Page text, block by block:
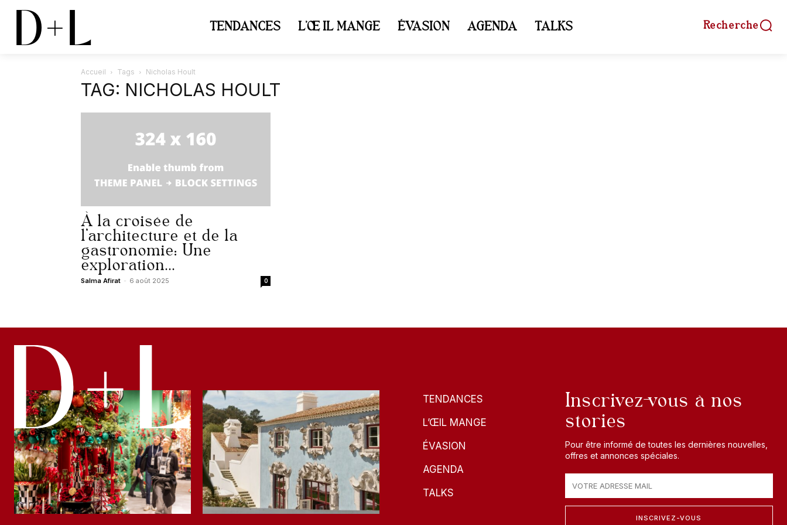
D+L TENDANCES L’ŒIL MANGE ÉVASION AGENDA TALKS Recherche
Accueil Tags Nicholas Hoult
TAG: NICHOLAS HOULT
À la croisée de
l’architecture et de la
gastronomie: Une
exploration...
Salma Afirat - 6 août 2025 0
TENDANCES
L’ŒIL MANGE
ÉVASION
AGENDA
TALKS
Inscrivez-vous à nos
stories
Pour être informé de toutes les dernières nouvelles,
offres et annonces spéciales.
INSCRIVEZ-VOUS